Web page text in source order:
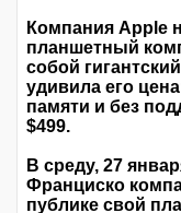
Компания Apple
планшетный
собой
удивила его
памяти и без
$499.
В среду, 27
Франциско
публике свой